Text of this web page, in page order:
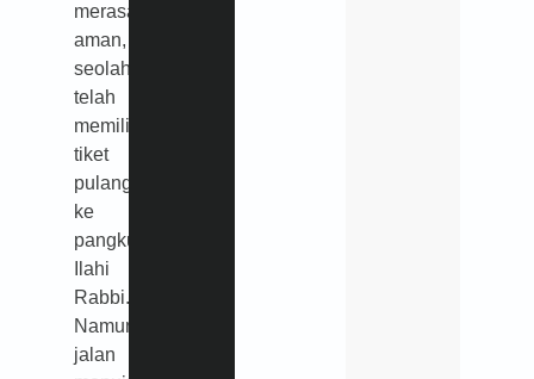
merasa
aman,
seolah
telah
memiliki
tiket
pulang
ke
pangkuan
Ilahi
Rabbi.
Namun
jalan